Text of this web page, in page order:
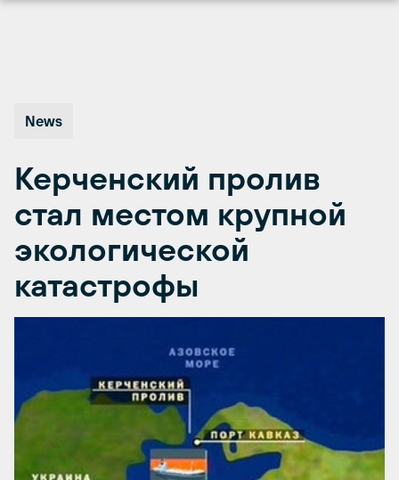
News
Керченский пролив
стал местом крупной
экологической
катастрофы